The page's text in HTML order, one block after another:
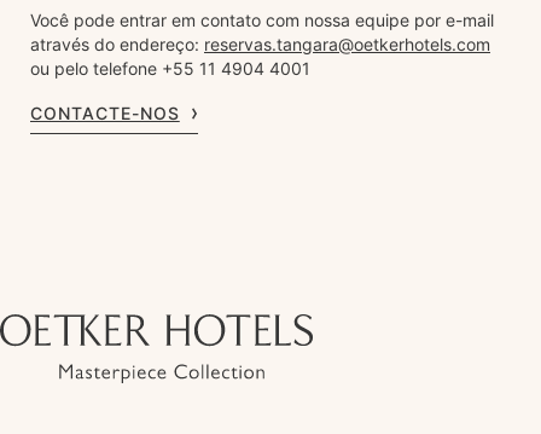
Você pode entrar em contato com nossa equipe por e-mail
através do endereço: reservas.tangara@oetkerhotels.com
ou pelo telefone +55 11 4904 4001
CONTACTE-NOS